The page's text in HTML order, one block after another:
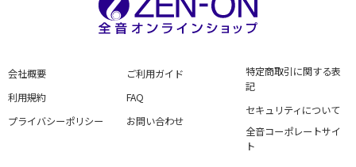
会社概要
利用規約
プライバシーポリシー
ご利用ガイド
FAQ
お問い合わせ
特定商取引に関する表
記
セキュリティについて
全音コーポレートサイ
ト